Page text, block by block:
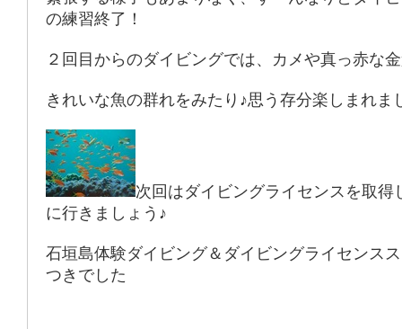
の練習終了！
２回目からのダイビングでは、カメや真っ赤な
きれいな魚の群れをみたり♪思う存分楽しまれま
次回はダイビングライセンスを取得
に行きましょう♪
石垣島体験ダイビング＆ダイビングライセンス
つきでした